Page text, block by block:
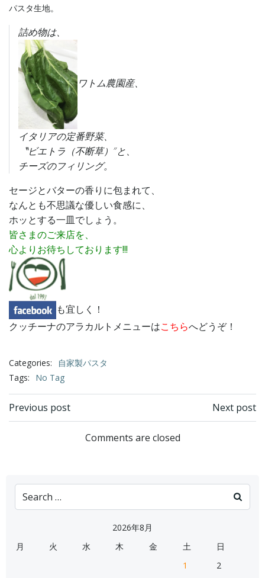
パスタ生地。
詰め物は、
ワトム農園産、
イタリアの定番野菜、
〝ビエトラ（不断草）″と、
チーズのフィリング。
セージとバターの香りに包まれて、
なんとも不思議な優しい食感に、
ホッとする一皿でしょう。
皆さまのご来店を、
心よりお待ちしております!!!
も宜しく！
クッチーナのアラカルトメニューはこちらへどうぞ！
Categories:
自家製パスタ
Tags:
No Tag
Post
navigation
Previous post
navigation
Next post
Comments are closed
Search
for:
2026年8月
月
火 水 木 金 土
日
1
2